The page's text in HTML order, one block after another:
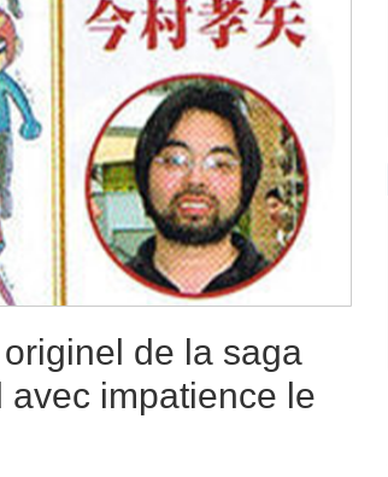
de la saga
avec impatience le